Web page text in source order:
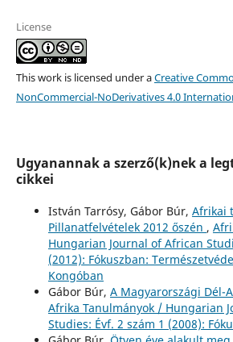
License
This work is licensed under aCreative
NonCommercial-NoDerivatives 4.0
Ugyanannak a szerző(k)nek a
cikkei
István Tarrósy, Gábor Búr, Afrikai
Pillanatfelvételek 2012 őszén ,
Hungarian Journal of African
(2012): Fókuszban:
Kongóban
Gábor Búr, A Magyarországi Dél-
Afrika Tanulmányok / Hungarian
Studies: Évf. 2 szám 1 (2008):